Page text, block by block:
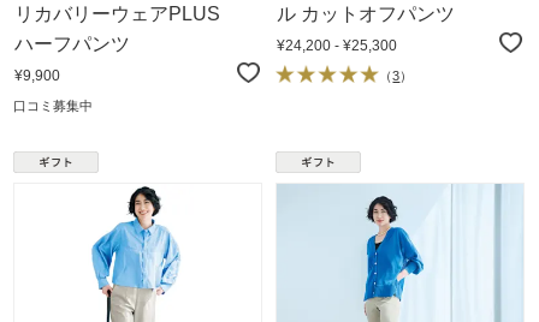
リカバリーウェアPLUS
ハーフパンツ
¥9,900
口コミ募集中
ル カットオフパンツ
¥24,200 - ¥25,300
（3）